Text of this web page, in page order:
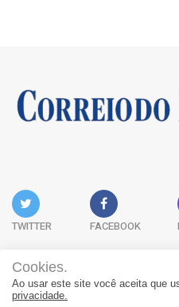
TWITTER FACEBOOK
Acervo Digital Fale
Cookies.
Ao usar este site você aceita que
privacidade.